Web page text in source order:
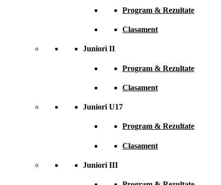
Program & Rezultate
Clasament
Juniori II
Program & Rezultate
Clasament
Juniori U17
Program & Rezultate
Clasament
Juniori III